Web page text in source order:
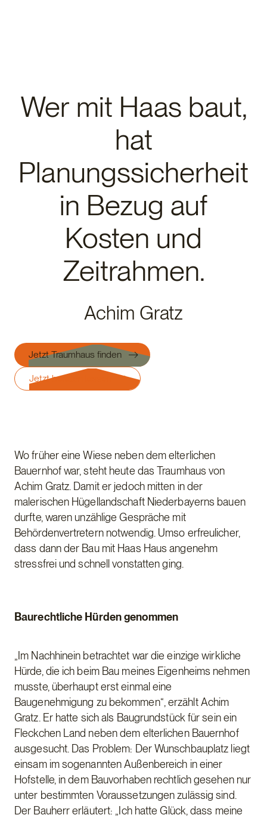
Wer mit Haas baut,
hat
Planungssicherheit
in Bezug auf
Kosten und
Zeitrahmen.
Achim Gratz
Jetzt Traumhaus finden
Jetzt beraten lassen
Wo früher eine Wiese neben dem elterlichen
Bauernhof war, steht heute das Traumhaus von
Achim Gratz. Damit er jedoch mitten in der
malerischen Hügellandschaft Niederbayerns bauen
durfte, waren unzählige Gespräche mit
Behördenvertretern notwendig. Umso erfreulicher,
dass dann der Bau mit Haas Haus angenehm
stressfrei und schnell vonstatten ging.
Baurechtliche Hürden genommen
„Im Nachhinein betrachtet war die einzige wirkliche
Hürde, die ich beim Bau meines Eigenheims nehmen
musste, überhaupt erst einmal eine
Baugenehmigung zu bekommen“, erzählt Achim
Gratz. Er hatte sich als Baugrundstück für sein ein
Fleckchen Land neben dem elterlichen Bauernhof
ausgesucht. Das Problem: Der Wunschbauplatz liegt
einsam im sogenannten Außenbereich in einer
Hofstelle, in dem Bauvorhaben rechtlich gesehen nur
unter bestimmten Voraussetzungen zulässig sind.
Der Bauherr erläutert: „Ich hatte Glück, dass meine